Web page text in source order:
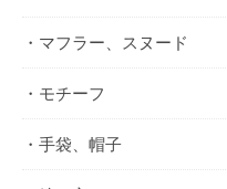
・マフラー、スヌード
・モチーフ
・手袋、帽子